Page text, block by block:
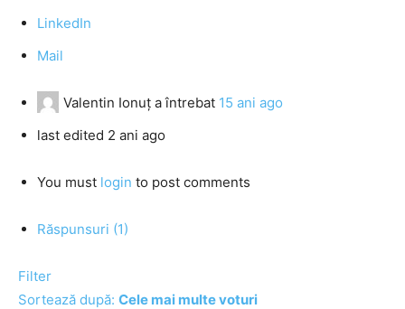
LinkedIn
Mail
Valentin Ionuţ a întrebat 15 ani ago
last edited 2 ani ago
You must login to post comments
Răspunsuri (1)
Filter
Sortează după: Cele mai multe voturi